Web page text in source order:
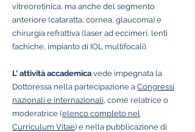
vitreoretinica, ma anche del segmento
anteriore (cataratta, cornea, glaucoma) e
chirurgia refrattiva (laser ad eccimeri, lenti
fachiche, impianto di IOL multifocali).
L’ attività accademica vede impegnata la
Dottoressa nella partecipazione a Congressi
nazionali e internazionali, come relatrice o
moderatrice (elenco completo nel
Curriculum Vitae) e nella pubblicazione di